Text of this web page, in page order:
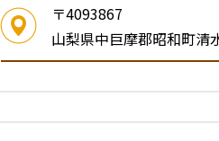
〒4093867
山梨県中巨摩郡昭和町清